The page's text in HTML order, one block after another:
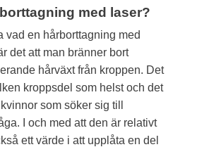
med laser?
vad en hårborttagning med
det att man bränner bort
hårväxt från kroppen. Det
kroppsdel som helst och det
som söker sig till
I och med att den är relativt
ett värde i att upplåta en del